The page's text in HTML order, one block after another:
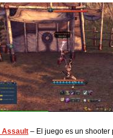
Assault – El juego es un shooter